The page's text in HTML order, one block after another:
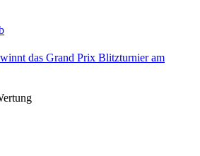
das Grand Prix Blitzturnier am